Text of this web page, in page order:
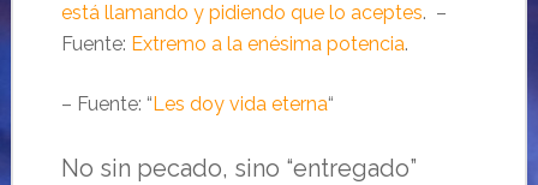
está llamando y pidiendo que lo aceptes. –
Fuente: Extremo a la enésima potencia.
– Fuente: “Les doy vida eterna“
No sin pecado, sino “entregado”